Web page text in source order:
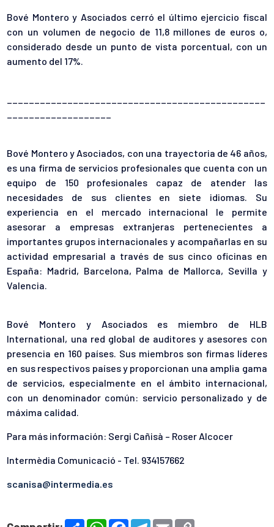
Bové Montero y Asociados cerró el último ejercicio fiscal
con un volumen de negocio de 11,8 millones de euros o,
considerado desde un punto de vista porcentual, con un
aumento del 17%.
Bové Montero y Asociados, con una trayectoria de 46 años,
es una firma de servicios profesionales que cuenta con un
equipo de 150 profesionales capaz de atender las
necesidades de sus clientes en siete idiomas. Su
experiencia en el mercado internacional le permite
asesorar a empresas extranjeras pertenecientes a
importantes grupos internacionales y acompañarlas en su
actividad empresarial a través de sus cinco oficinas en
España: Madrid, Barcelona, Palma de Mallorca, Sevilla y
Valencia.
Bové Montero y Asociados es miembro de
HLB
International, una red global de auditores y asesores con
presencia en 160 países. Sus miembros son firmas líderes
en sus respectivos paísesy proporcionan una amplia gama
de servicios, especialmente en el ámbito internacional,
con un denominador común: servicio personalizado y de
máxima calidad.
Para más información: Sergi Cañisà – Roser Alcocer
Intermèdia Comunicació - Tel. 934157662
scanisa@intermedia.es
S W F T E